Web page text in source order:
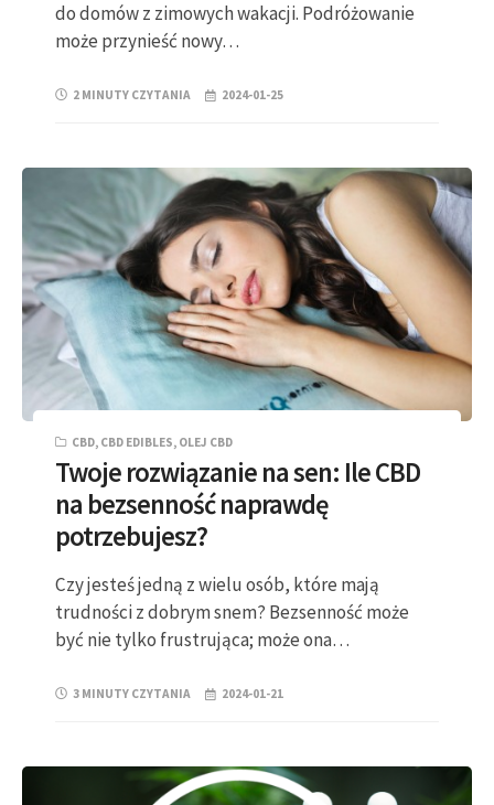
do domów z zimowych wakacji. Podróżowanie
może przynieść nowy…
2 MINUTY CZYTANIA 2024-01-25
CBD, CBD EDIBLES, OLEJ CBD
Twoje rozwiązanie na sen: Ile CBD
na bezsenność naprawdę
potrzebujesz?
Czy jesteś jedną z wielu osób, które mają
trudności z dobrym snem? Bezsenność może
być nie tylko frustrująca; może ona…
3 MINUTY CZYTANIA 2024-01-21